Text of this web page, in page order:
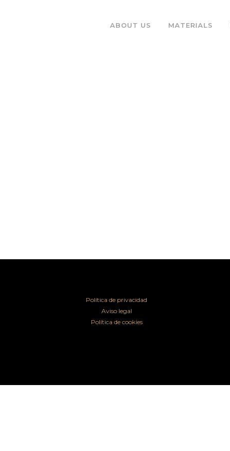
ABOUT US MATERIALS
Política de privacidad
Aviso legal
Política de cookies